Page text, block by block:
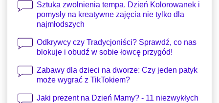
Sztuka zwolnienia tempa. Dzień Kolorowanek i
pomysły na kreatywne zajęcia nie tylko dla
najmłodszych
Odkrywcy czy Tradycjoniści? Sprawdź, co nas
blokuje i obudź w sobie łowcę przygód!
Zabawy dla dzieci na dworze: Czy jeden patyk
może wygrać z TikTokiem?
Jaki prezent na Dzień Mamy? - 11 niezwykłych